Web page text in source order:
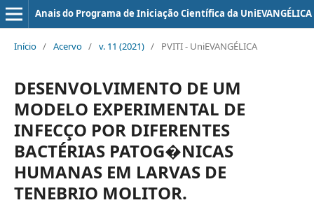
Anais do Programa de Iniciação Científica da UniEVANGÉLICA
Início / Acervo / v. 11 (2021) / PVITI - UniEVANGÉLICA
DESENVOLVIMENTO DE UM
MODELO EXPERIMENTAL DE
INFECÇO POR DIFERENTES
BACTÉRIAS PATOG�NICAS
HUMANAS EM LARVAS DE
TENEBRIO MOLITOR.